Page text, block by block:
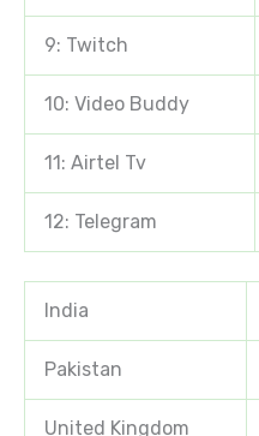
9: Twitch
10: Video Buddy
11: Airtel Tv
12: Telegram
India
Pakistan
United Kingdom